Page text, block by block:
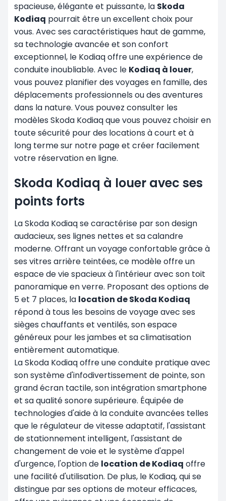
spacieuse, élégante et puissante, la Skoda
Kodiaq pourrait être un excellent choix pour
vous. Avec ses caractéristiques haut de gamme,
sa technologie avancée et son confort
exceptionnel, le Kodiaq offre une expérience de
conduite inoubliable. Avec le Kodiaq à louer,
vous pouvez planifier des voyages en famille, des
déplacements professionnels ou des aventures
dans la nature. Vous pouvez consulter les
modèles Skoda Kodiaq que vous pouvez choisir en
toute sécurité pour des locations à court et à
long terme sur notre page et créer facilement
votre réservation en ligne.
Skoda Kodiaq à louer avec ses
points forts
La Skoda Kodiaq se caractérise par son design
audacieux, ses lignes nettes et sa calandre
moderne. Offrant un voyage confortable grâce à
ses vitres arrière teintées, ce modèle offre un
espace de vie spacieux à l'intérieur avec son toit
panoramique en verre. Proposant des options de
5 et 7 places, la location de Skoda Kodiaq
répond à tous les besoins de voyage avec ses
sièges chauffants et ventilés, son espace
généreux pour les jambes et sa climatisation
entièrement automatique.
La Skoda Kodiaq offre une conduite pratique avec
son système d'infodivertissement de pointe, son
grand écran tactile, son intégration smartphone
et sa qualité sonore supérieure. Équipée de
technologies d'aide à la conduite avancées telles
que le régulateur de vitesse adaptatif, l'assistant
de stationnement intelligent, l'assistant de
changement de voie et le système d'appel
d'urgence, l'option de location de Kodiaq offre
une facilité d'utilisation. De plus, le Kodiaq, qui se
distingue par ses options de moteur efficaces,